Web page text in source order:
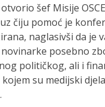
šef Misije
čiju pomoć je
naglasivši da je
posebno
političkog, ali i
su medijski